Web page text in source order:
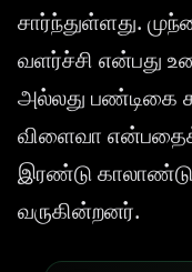
சார்ந்துள்ளது.
வளர்ச்சி என்பது
அல்லது பண்டிகை
விளைவா
இரண்டு
வருகின்றனர்.